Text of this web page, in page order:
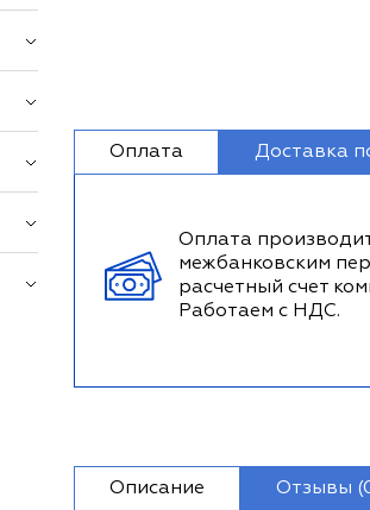
Оплата Доставка
Оплата
межбанковским
расчетный счет
Работаем с НДС.
Описание Отзывы